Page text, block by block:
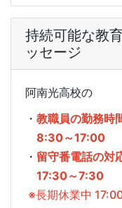
持続可能な教
ッセージ
阿南光高校の
・ 教職員の勤務時
8:30～17:00
・ 留守番電話の対
17:30～7:30
※長期休業中